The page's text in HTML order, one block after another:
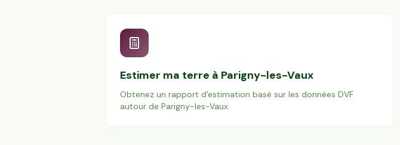
Estimer ma terre à Parigny-les-Vaux
Obtenez un rapport d'estimation basé sur les données DVF
autour de Parigny-les-Vaux.